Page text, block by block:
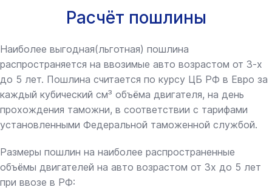
Расчёт пошлины
Наиболее выгодная(льготная) пошлина
распространяется на ввозимые авто возрастом от 3-х
до 5 лет. Пошлина считается по курсу ЦБ РФ в Евро за
каждый кубический см³ объёма двигателя, на день
прохождения таможни, в соответствии с тарифами
установленными Федеральной таможенной службой.
Размеры пошлин на наиболее распространенные
объёмы двигателей на авто возрастом от 3х до 5 лет
при ввозе в РФ: